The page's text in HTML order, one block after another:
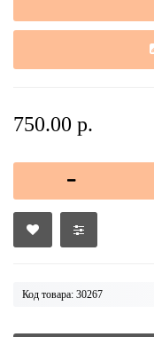
750.00 р.
Код товара: 30267